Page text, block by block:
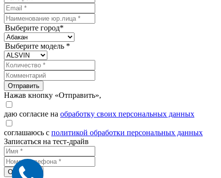
Выберите город*
Выберите модель *
Отправить
Нажав кнопку «Отправить»,
даю согласие на обработку своих персональных данных
соглашаюсь с политикой обработки персональных данных
Записаться на тест-драйв
Отправить